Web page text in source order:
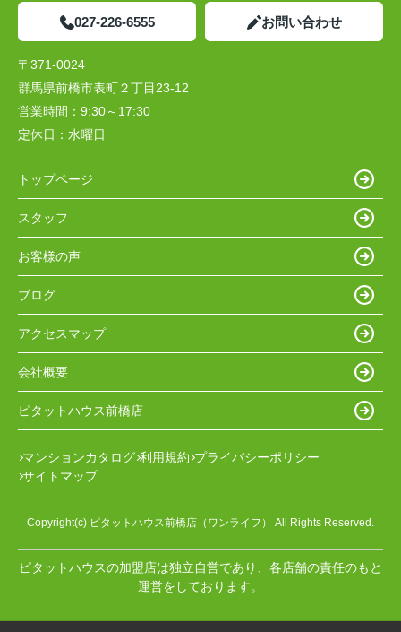
027-226-6555 お問い合わせ
〒371-0024
群馬県前橋市表町２丁目23-12
営業時間： 9:30～17:30
定休日： 水曜日
トップページ
スタッフ
お客様の声
ブログ
アクセスマップ
会社概要
ピタットハウス前橋店
マンションカタログ 利用規約 プライバシーポリシー
サイトマップ
Copyright(c) ピタットハウス前橋店（ワンライフ） All Rights Reserved.
ピタットハウスの加盟店は独立自営であり、各店舗の責任のもと
運営をしております。